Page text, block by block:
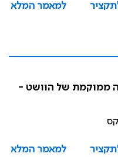
למאמר המלא
ממוקמת של הוושט -
למאמר המלא